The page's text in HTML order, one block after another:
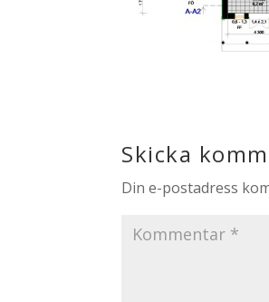
Skicka
Din e-postadress